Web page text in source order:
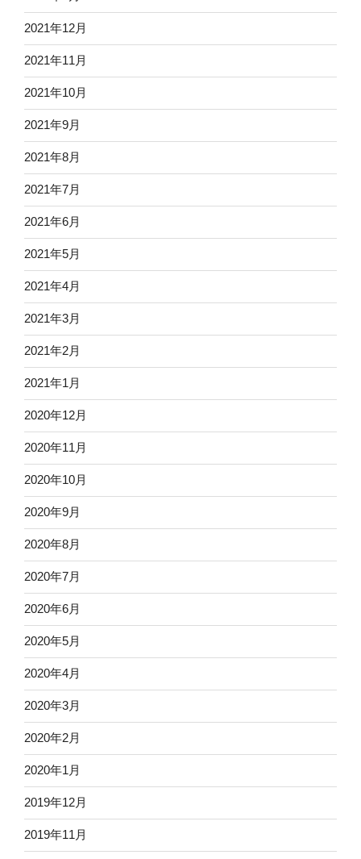
2021年12月
2021年11月
2021年10月
2021年9月
2021年8月
2021年7月
2021年6月
2021年5月
2021年4月
2021年3月
2021年2月
2021年1月
2020年12月
2020年11月
2020年10月
2020年9月
2020年8月
2020年7月
2020年6月
2020年5月
2020年4月
2020年3月
2020年2月
2020年1月
2019年12月
2019年11月